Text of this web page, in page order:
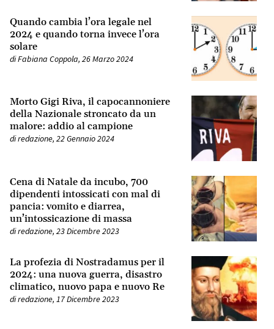
Quando cambia l’ora legale nel
2024 e quando torna invece l’ora
solare
diFabiana Coppola, 26 Marzo 2024
Morto Gigi Riva, il capocannoniere
della Nazionale stroncato da un
malore: addio al campione
diredazione, 22 Gennaio 2024
Cena di Natale da incubo, 700
dipendenti intossicati con mal di
pancia: vomito e diarrea,
un’intossicazione di massa
diredazione, 23 Dicembre 2023
La profezia di Nostradamus per il
2024: una nuova guerra, disastro
climatico, nuovo papa e nuovo Re
diredazione, 17 Dicembre 2023